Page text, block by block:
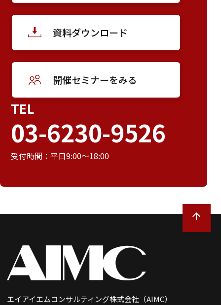
資料ダウンロード
開催セミナーをみる
TEL
03-6230-9526
受付時間：平日9:00～18:00
エイアイエムコンサルティング株式会社（AIMC）